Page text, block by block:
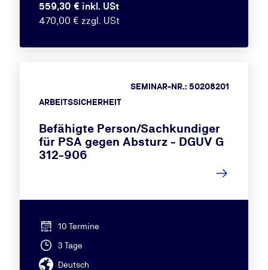
559,30 € inkl. USt
470,00 € zzgl. USt
ARBEITSSICHERHEIT
SEMINAR-NR.: 50208201
Befähigte Person/Sachkundiger
für PSA gegen Absturz - DGUV G
312-906
10 Termine
3 Tage
Deutsch